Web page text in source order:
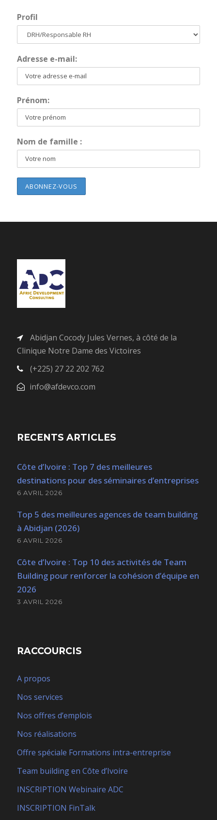
Profil
Adresse e-mail:
Prénom:
Nom de famille :
Abidjan Cocody Jules Vernes, à côté de la
Clinique Notre Dame des Victoires
(+225) 27 22 202 762
info@afdevco.com
RECENTS ARTICLES
Côte d’Ivoire : Top 7 des meilleures
destinations pour des séminaires d’entreprises
6 AVRIL 2026
Top 5 des meilleures agences de team building
à Abidjan (2026)
6 AVRIL 2026
Côte d’Ivoire : Top 10 des activités de Team
Building pour renforcer la cohésion d’équipe en
2026
3 AVRIL 2026
RACCOURCIS
A propos
Nos services
Nos offres d’emplois
Nos réalisations
Offre spéciale Formations intra-entreprise
Team building en Côte d’Ivoire
INSCRIPTION Webinaire ADC
INSCRIPTION FinTalk